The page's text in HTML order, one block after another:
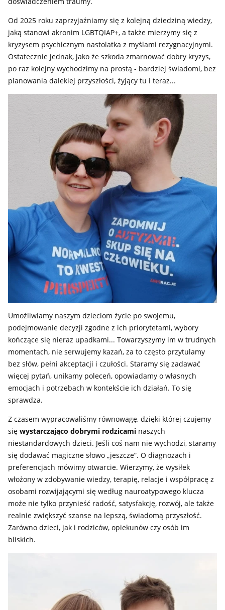
Od 2025 roku zaprzyjaźniamy się z kolejną dziedziną wiedzy,
jaką stanowi akronim LGBTQIAP+, a także mierzymy się z
kryzysem psychicznym nastolatka z myślami rezygnacyjnymi.
Ostatecznie jednak, jako że szkoda zmarnować dobry kryzys,
po raz kolejny wychodzimy na prostą - bardziej świadomi, bez
planowania dalekiej przyszłości, żyjący tu i teraz...
Umożliwiamy naszym dzieciom życie po swojemu,
podejmowanie decyzji zgodne z ich priorytetami, wybory
kończące się nieraz upadkami... Towarzyszymy im w trudnych
momentach, nie serwujemy kazań, za to często przytulamy
bez słów, pełni akceptacji i czułości. Staramy się zadawać
więcej pytań, unikamy poleceń, opowiadamy o własnych
emocjach i potrzebach w kontekście ich działań. To się
sprawdza.
Z czasem wypracowaliśmy równowagę, dzięki której czujemy
się wystarczająco dobrymi rodzicami naszych
niestandardowych dzieci. Jeśli coś nam nie wychodzi, staramy
się dodawać magiczne słowo „jeszcze”. O diagnozach i
preferencjach mówimy otwarcie. Wierzymy, że wysiłek
włożony w zdobywanie wiedzy, terapię, relacje i współpracę z
osobami rozwijającymi się według nauroatypowego klucza
może nie tylko przynieść radość, satysfakcję, rozwój, ale także
realnie zwiększyć szanse na lepszą, świadomą przyszłość.
Zarówno dzieci, jak i rodziców, opiekunów czy osób im
bliskich.